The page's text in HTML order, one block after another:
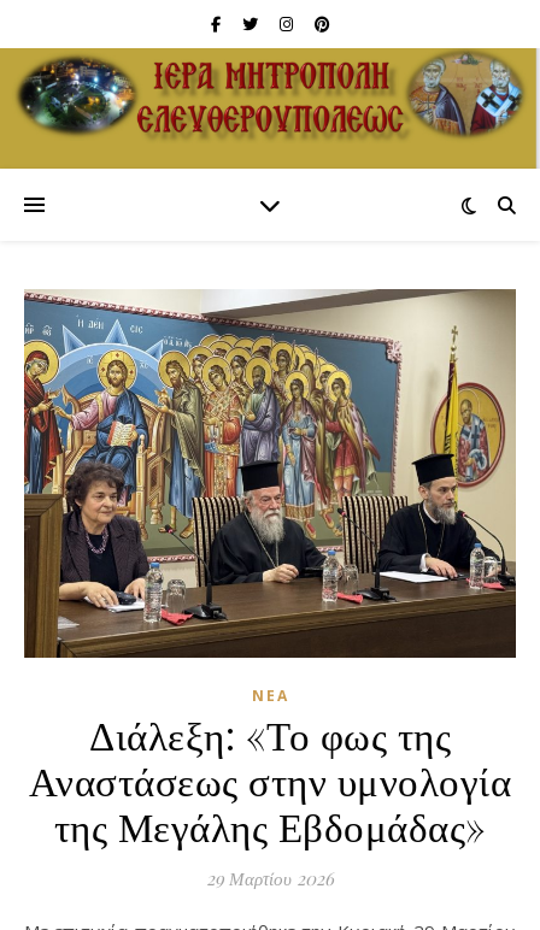
ΝΈΑ
Διάλεξη: «Το φως της
Αναστάσεως στην υμνολογία
της Μεγάλης Εβδομάδας»
29 Μαρτίου 2026